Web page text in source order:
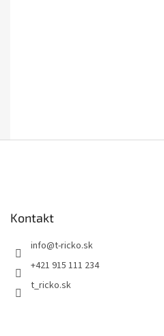
Kontakt
info@t-ricko.sk
+421 915 111 234
t_ricko.sk